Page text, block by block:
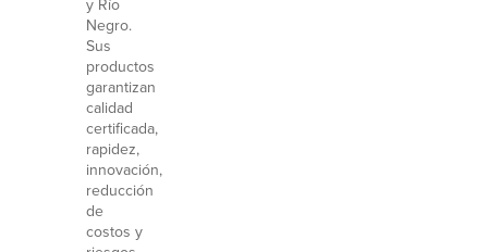
y Río
Negro.
Sus
productos
garantizan
calidad
certificada,
rapidez,
innovación,
reducción
de
costos y